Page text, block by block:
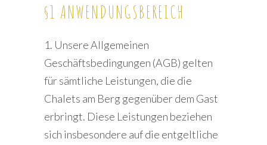
§1 ANWENDUNGSBEREICH
1. Unsere Allgemeinen
Geschäftsbedingungen (AGB) gelten
für sämtliche Leistungen, die die
Chalets am Berg gegenüber dem Gast
erbringt. Diese Leistungen beziehen
sich insbesondere auf die entgeltliche